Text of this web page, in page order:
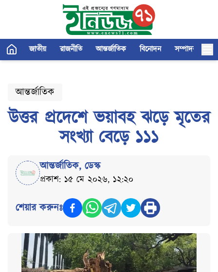
জাতীয় রাজনীতি আন্তর্জাতিক বিনোদন সম্পাদকীয়
আন্তর্জাতিক
উত্তর প্রদেশে ভয়াবহ ঝড়ে মৃতের
সংখ্যা বেড়ে ১১১
আন্তর্জাতিক, ডেস্ক
প্রকাশ: ১৫ মে ২০২৬, ১২:২০
শেয়ার করুনঃ